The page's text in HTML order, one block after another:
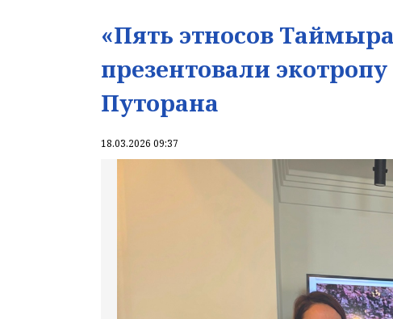
«Пять этносов
презентовали
Путорана
18.03.2026 09:37